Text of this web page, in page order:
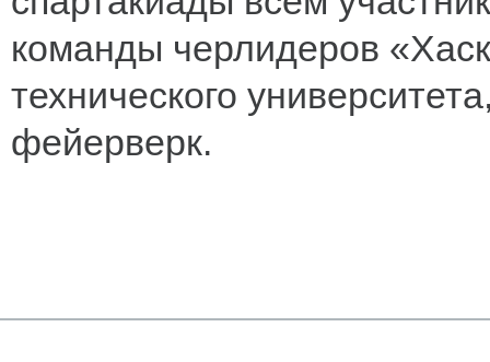
команды черлидеров
технического
фейерверк.